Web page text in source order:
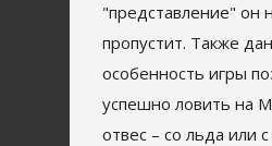
"представление" он
пропустит. Также
особенность игры
успешно ловить на
отвес – со льда или